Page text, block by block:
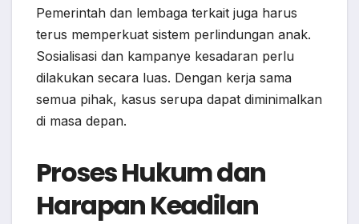
Pemerintah dan lembaga terkait juga harus
terus memperkuat sistem perlindungan anak.
Sosialisasi dan kampanye kesadaran perlu
dilakukan secara luas. Dengan kerja sama
semua pihak, kasus serupa dapat diminimalkan
di masa depan.
Proses Hukum dan
Harapan Keadilan